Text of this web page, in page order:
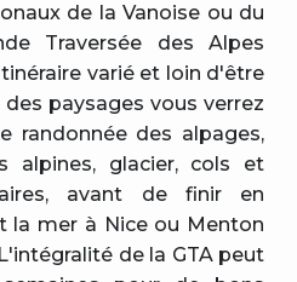
de la Vanoise ou du
Traversée des Alpes
varié et loin d'être
paysages vous verrez
randonnée des alpages,
alpines, glacier, cols et
avant de finir en
la mer à Nice ou Menton
de la GTA peut